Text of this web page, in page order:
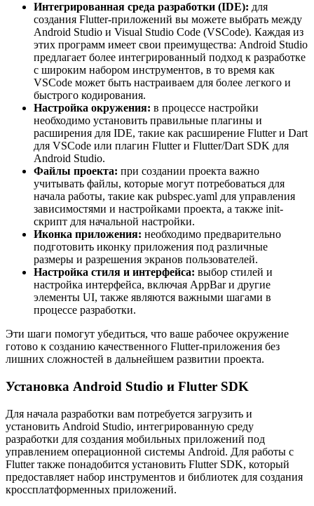
Интегрированная среда разработки (IDE): для
создания Flutter-приложений вы можете выбрать между
Android Studio и Visual Studio Code (VSCode). Каждая из
этих программ имеет свои преимущества: Android Studio
предлагает более интегрированный подход к разработке
с широким набором инструментов, в то время как
VSCode может быть настраиваем для более легкого и
быстрого кодирования.
Настройка окружения: в процессе настройки
необходимо установить правильные плагины и
расширения для IDE, такие как расширение Flutter и Dart
для VSCode или плагин Flutter и Flutter/Dart SDK для
Android Studio.
Файлы проекта: при создании проекта важно
учитывать файлы, которые могут потребоваться для
начала работы, такие как pubspec.yaml для управления
зависимостями и настройками проекта, а также init-
скрипт для начальной настройки.
Иконка приложения: необходимо предварительно
подготовить иконку приложения под различные
размеры и разрешения экранов пользователей.
Настройка стиля и интерфейса: выбор стилей и
настройка интерфейса, включая AppBar и другие
элементы UI, также являются важными шагами в
процессе разработки.
Эти шаги помогут убедиться, что ваше рабочее окружение
готово к созданию качественного Flutter-приложения без
лишних сложностей в дальнейшем развитии проекта.
Установка Android Studio и Flutter SDK
Для начала разработки вам потребуется загрузить и
установить Android Studio, интегрированную среду
разработки для создания мобильных приложений под
управлением операционной системы Android. Для работы с
Flutter также понадобится установить Flutter SDK, который
предоставляет набор инструментов и библиотек для создания
кроссплатформенных приложений.